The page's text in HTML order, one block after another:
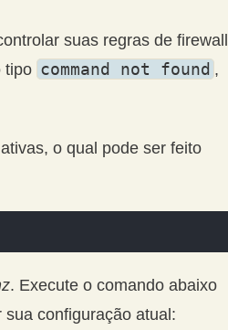
suas regras de firewall
tipo command not found ,
o qual pode ser feito
. Execute o comando abaixo
configuração atual: